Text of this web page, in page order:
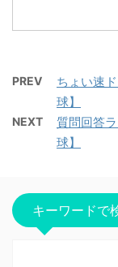
PREV
ちょい速
球】
NEXT
質問回答
球】
キーワードで